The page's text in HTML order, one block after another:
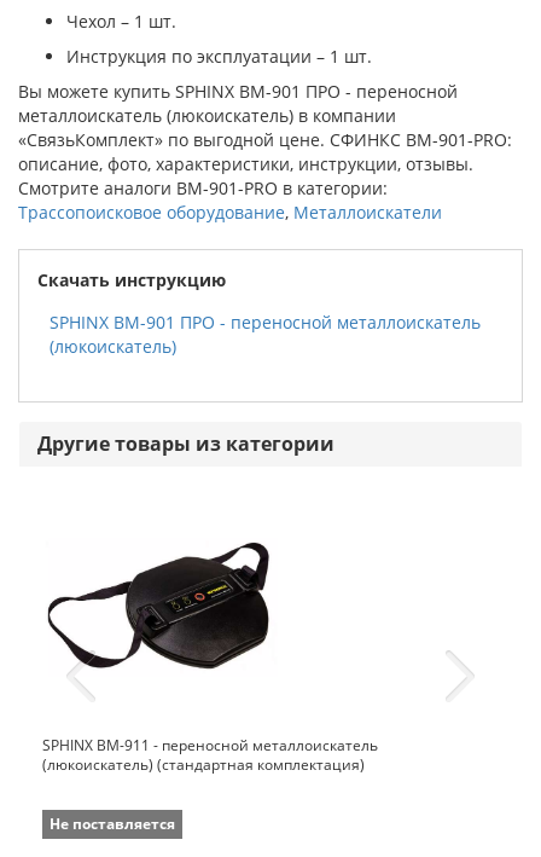
Чехол – 1 шт.
Инструкция по эксплуатации – 1 шт.
Вы можете купить SPHINX ВМ-901 ПРО - переносной
металлоискатель (люкоискатель) в компании
«СвязьКомплект» по выгодной цене. СФИНКС ВМ-901-PRO:
описание, фото, характеристики, инструкции, отзывы.
Смотрите аналоги ВМ-901-PRO в категории:
Трассопоисковое оборудование, Металлоискатели
Скачать инструкцию
SPHINX ВМ-901 ПРО - переносной металлоискатель
(люкоискатель)
Другие товары из категории
SPHINX ВМ-911 - переносной металлоискатель
(люкоискатель) (стандартная комплектация)
Не поставляется